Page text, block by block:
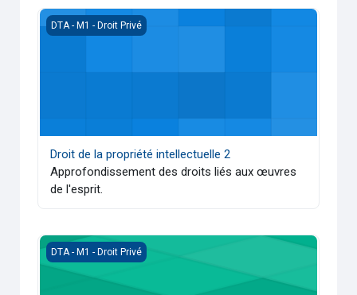
Droit de la propriété intellectuelle 2
DTA - M1 - Droit Privé
Droit de la propriété intellectuelle 2
Approfondissement des droits liés aux œuvres
de l'esprit.
Droit des biens et des sûretés
DTA - M1 - Droit Privé